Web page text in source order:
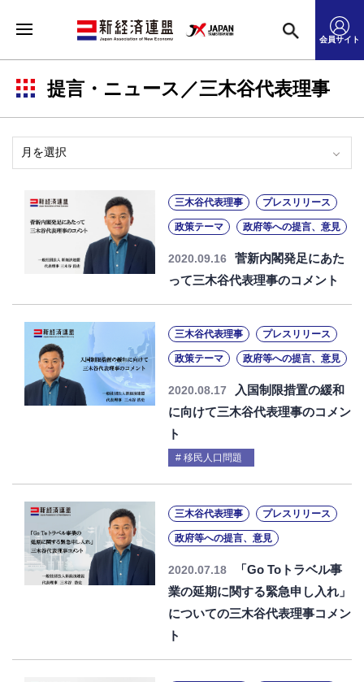
会員サイト
提言・ニュース／三木谷代表理事
三木谷代表理事 プレスリリース
政策テーマ 政府等への提言、意見
2020.09.16
菅新内閣発足にあた
って三木谷代表理事のコメント
三木谷代表理事 プレスリリース
政策テーマ 政府等への提言、意見
2020.08.17
入国制限措置の緩和
に向けて三木谷代表理事のコメン
ト
移民人口問題
三木谷代表理事 プレスリリース
政府等への提言、意見
2020.07.18
「Go Toトラベル事
業の延期に関する緊急申し入れ」
についての三木谷代表理事コメン
ト